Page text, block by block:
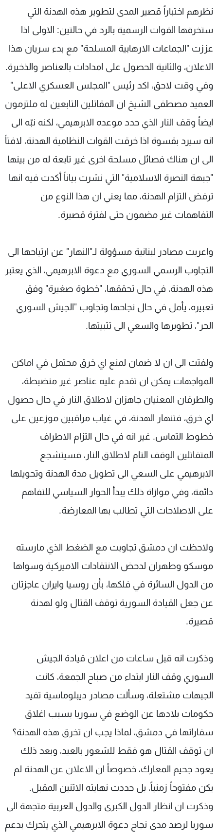
نظرهم اختباراً قصير المدى لتطوير هذه الهدنة التي
ستخرقها القوات الرسمية بالرد في حالتين: الاولى اذا
عززت "الجماعات الارهابية المسلحة" مع بدء سريان هذا
الاعلان، والثانية الحصول على امدادات بالعناصر والذخيرة.
وفي وقت لاحق، اكد رئيس "المجلس العسكري الاعلى"
العميد مصطفى الشيخ ان المقاتلين التابعين له ملتزمون
ايضاً وقف النار الذي حدد موعده الابرهيمي، لكنه نبّه الى
انه سيرد بقسوة اذا خرقت القوات النظامية الهدنة، لافتاً
الى ان هناك فصائل مسلحة اخرى غير تابعة له من بينها
"جبهة النصرة الاسلامية" التي نشرت بياناً أكدت فيه انها
ترفض التزام الهدنة، مما يعني ان هذا النوع من
التفاهمات غير مضمون حتى لفترة قصيرة.
واعربت مصادر لبنانية مسؤولة لـ"النهار" عن ارتياحها الى
التجاوب الرسمي السوري مع دعوة الابرهيمي، الذي يعتبر
هذه الهدنة، في حال تحققها، "خطوة صغيرة" وفق
تعبيره، يأمل في حال نجاحها وتجاوب "الجيش السوري
الحر"، تطويرها والسعي الى تثبيتها.
ولفتت الى ان لا ضمان لمنع اي خرق محتمل في اماكن
المواجهات يمكن ان تقدم عليه عناصر غير منضبطة،
والطرفان المعنيان جاهزان لاطلاق النار في حال حصول
اي خرق، فتنهار الهدنة، في غياب مراقبين موزعين على
خطوط التماس. غير انه في حال التزام الاطراف
المتقاتلين الوقف التام لاطلاق النار، فسيتشجع
الابرهيمي على السعي الى تطويل مدة الهدنة وتحويلها
دائمة، وفي موازاة ذلك يبدأ الحوار السياسي للتفاهم
على الاصلاحات التي تطالب بها المعارضة.
ولاحظت ان دمشق تجاوبت مع الضغط الذي مارسته
موسكو وطهران لدحض الانتقادات الاميركية وسواها
من الدول السائرة في فلكها، بأن روسيا وايران عاجزتان
عن جعل القيادة السورية توقف القتال ولو لهدنة
قصيرة.
وذكرت انه قبل ساعات من اعلان قيادة الجيش
السوري وقف النار ابتداء من صباح الجمعة، كانت
الجبهات مشتعلة، وسألت مصادر ديبلوماسية تفيد
حكومات بلادها عن الوضع في سوريا بسبب اغلاق
سفاراتها في دمشق، لماذا يجب ان تخرق هذه الهدنة؟
ان توقف القتال هو فقط للشعور بالعيد، وبعد ذلك
يعود جحيم المعارك، خصوصاً ان الاعلان عن الهدنة لم
يكن مفتوحاً زمنياً، بل حددت نهايته الاثنين المقبل.
وذكرت ان انظار الدول الكبرى والدول العربية متجهة الى
سوريا لرصد مدى نجاح دعوة الابرهيمي الذي يتحرك بدعم